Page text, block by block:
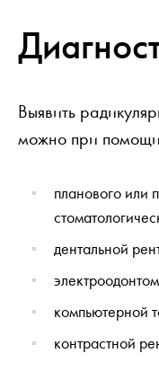
Выявить
можно при
планового или
дентальной
компьютерной
контрастной